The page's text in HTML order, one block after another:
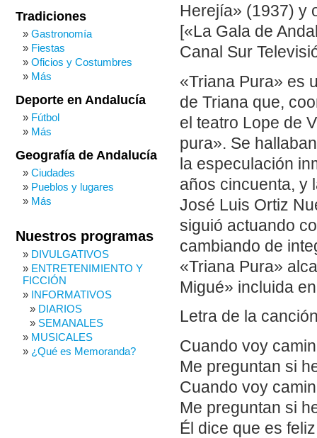
Herejía» (1937) y
[«La Gala de
Canal Sur
«Triana Pura» es
de Triana que,
el teatro Lope de
pura». Se
la especulación
años cincuenta, y
José Luis Ortiz
siguió actuando
cambiando de
«Triana Pura»
Migué» incluida
Letra de la
Cuando voy
Me preguntan si
Cuando voy
Me preguntan si
Él dice que es
Tradiciones
Gastronomía
Fiestas
Oficios y Costumbres
Más
Deporte en Andalucía
Fútbol
Más
Geografía de Andalucía
Ciudades
Pueblos y lugares
Más
Nuestros programas
DIVULGATIVOS
ENTRETENIMIENTO Y
FICCIÓN
INFORMATIVOS
DIARIOS
SEMANALES
MUSICALES
¿Qué es Memoranda?